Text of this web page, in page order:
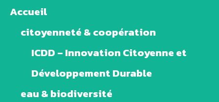
Accueil
citoyenneté & coopération
ICDD – Innovation Citoyenne et
Développement Durable
eau & biodiversité